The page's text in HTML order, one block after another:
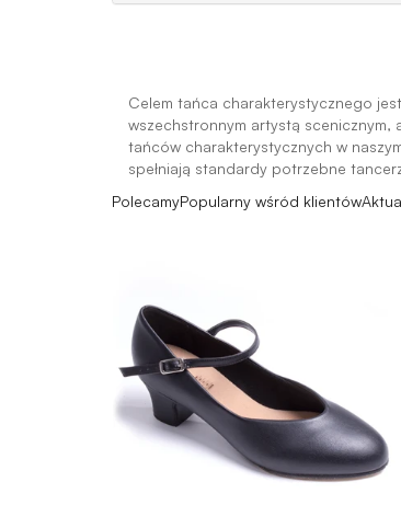
Celem tańca charakterystycznego
wszechstronnym artystą
tańców charakterystycznych w
spełniają standardy potrzebne
PolecamyPopularny wśród klientów